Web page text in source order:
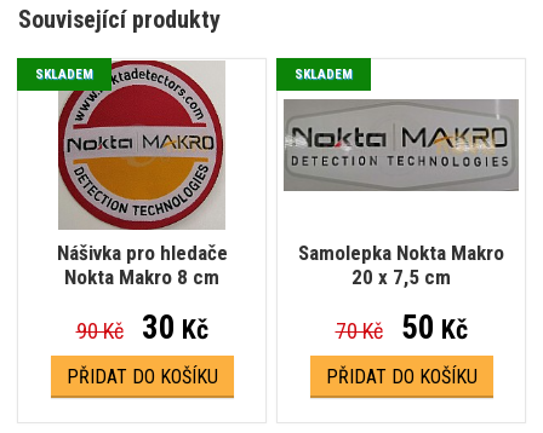
Související produkty
Nášivka pro hledače
Nokta Makro 8 cm
SKLADEM
90 Kč 30 Kč
PŘIDAT DO KOŠÍKU
Samolepka Nokta Makro
20 x 7,5 cm
SKLADEM
70 Kč 50 Kč
PŘIDAT DO KOŠÍKU